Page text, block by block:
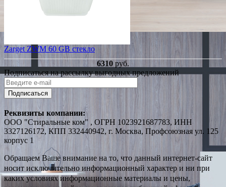
Zarget ZWM 60 GB стекло
6310 руб.
Подписаться на рассылку выгодных предложений
Подписаться
Реквизиты компании:
ООО "Стиральные ком" , ОГРН 1023921687783, ИНН
3327126172, КПП 332440942, г. Москва, Профсоюзная ул. 125
корпус 1
Обращаем Ваше внимание на то, что данный интернет-сайт
носит исключительно информационный характер и ни при
каких условиях информационные материалы и цены,